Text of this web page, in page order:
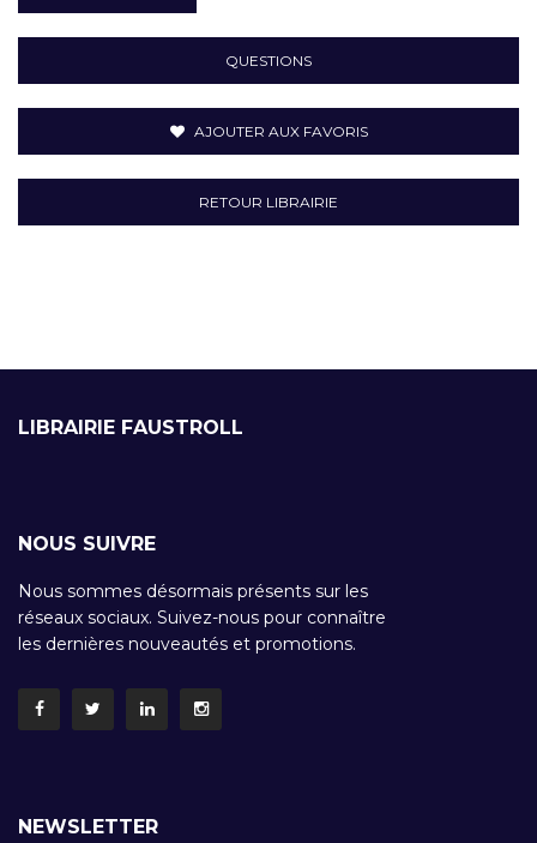
QUESTIONS
AJOUTER AUX FAVORIS
RETOUR LIBRAIRIE
LIBRAIRIE FAUSTROLL
NOUS SUIVRE
Nous sommes désormais présents sur les
réseaux sociaux. Suivez-nous pour connaître
les dernières nouveautés et promotions.
NEWSLETTER